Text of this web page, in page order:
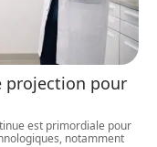
projection pour
est primordiale pour
notamment